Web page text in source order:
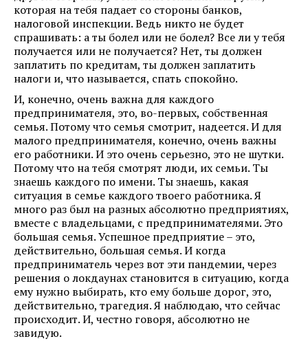
которая на тебя падает со стороны банков,
налоговой инспекции. Ведь никто не будет
спрашивать: а ты болел или не болел? Все ли у тебя
получается или не получается? Нет, ты должен
заплатить по кредитам, ты должен заплатить
налоги и, что называется, спать спокойно.
И, конечно, очень важна для каждого
предпринимателя, это, во-первых, собственная
семья. Потому что семья смотрит, надеется. И для
малого предпринимателя, конечно, очень важны
его работники. И это очень серьезно, это не шутки.
Потому что на тебя смотрят люди, их семьи. Ты
знаешь каждого по имени. Ты знаешь, какая
ситуация в семье каждого твоего работника. Я
много раз был на разных абсолютно предприятиях,
вместе с владельцами, с предпринимателями. Это
большая семья. Успешное предприятие – это,
действительно, большая семья. И когда
предприниматель через вот эти пандемии, через
решения о локдаунах становится в ситуацию, когда
ему нужно выбирать, кто ему больше дорог, это,
действительно, трагедия. Я наблюдаю, что сейчас
происходит. И, честно говоря, абсолютно не
завидую.